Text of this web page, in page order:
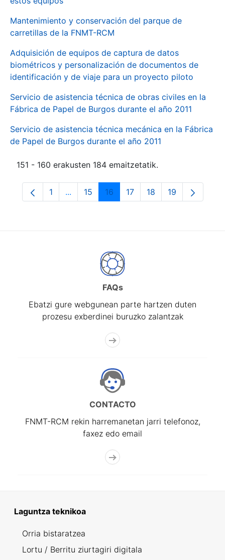
Mantenimiento y conservación del parque de
carretillas de la FNMT-RCM
Adquisición de equipos de captura de datos
biométricos y personalización de documentos de
identificación y de viaje para un proyecto piloto
Servicio de asistencia técnica de obras civiles en la
Fábrica de Papel de Burgos durante el año 2011
Servicio de asistencia técnica mecánica en la Fábrica
de Papel de Burgos durante el año 2011
151 - 160 erakusten 184 emaitzetatik.
Orrialdea
1 ...Intermediate Pages Use TAB to navigate.
Orrialdea
15 Orrialdea
16 Orrialdea
17 Orrialdea
18 Orrialdea
19
FAQs
Ebatzi gure webgunean parte hartzen duten
prozesu exberdinei buruzko zalantzak
CONTACTO
FNMT-RCM rekin harremanetan jarri telefonoz,
faxez edo email
Laguntza teknikoa
Orria bistaratzea
Lortu / Berritu ziurtagiri digitala